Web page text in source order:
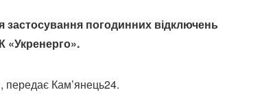
застосування погодинних відключень
«Укренерго».
передає Кам’янець24.